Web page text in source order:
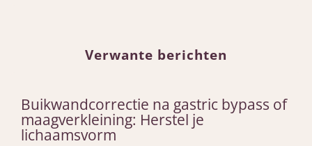
Verwante berichten
Buikwandcorrectie na gastric bypass of
maagverkleining: Herstel je
lichaamsvorm